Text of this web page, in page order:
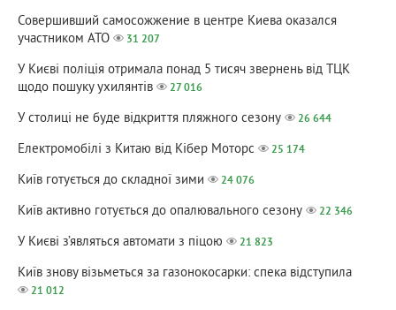
Совершивший самосожжение в центре Киева оказался
участником АТО
31 207
У Києві поліція отримала понад 5 тисяч звернень від ТЦК
щодо пошуку ухилянтів
27 016
У столиці не буде відкриття пляжного сезону 26 644
Електромобілі з Китаю від Кібер Моторс 25 174
Київ готується до складної зими 24 076
Київ активно готується до опалювального сезону 22 346
У Києві з’являться автомати з піцою 21 823
Київ знову візьметься за газонокосарки: спека відступила
21 012